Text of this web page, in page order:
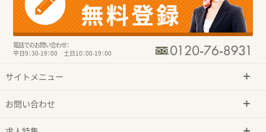
電話でのお問い合わせ：
平日9：30-19：00 土日10：00-19：00
サイトメニュー
お問い合わせ